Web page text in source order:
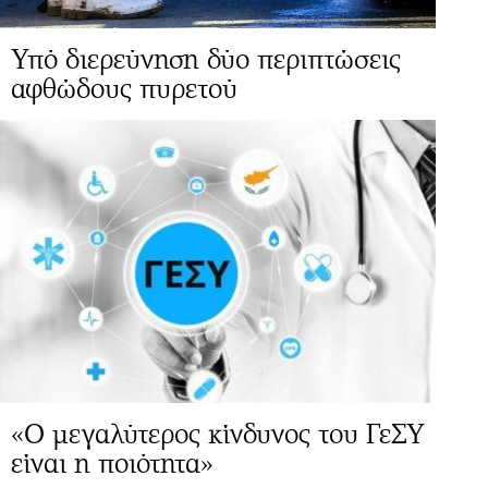
Υπό διερεύνηση δύο περιπτώσεις
αφθώδους πυρετού
«Ο μεγαλύτερος κίνδυνος του ΓεΣΥ
είναι η ποιότητα»